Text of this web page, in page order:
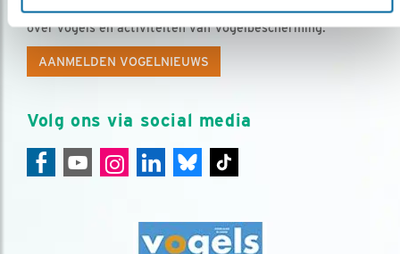
Meld je aan en ontvang nieuws, inspiratie, acties en tips
over vogels en activiteiten van Vogelbescherming.
AANMELDEN VOGELNIEUWS
Volg ons via social media